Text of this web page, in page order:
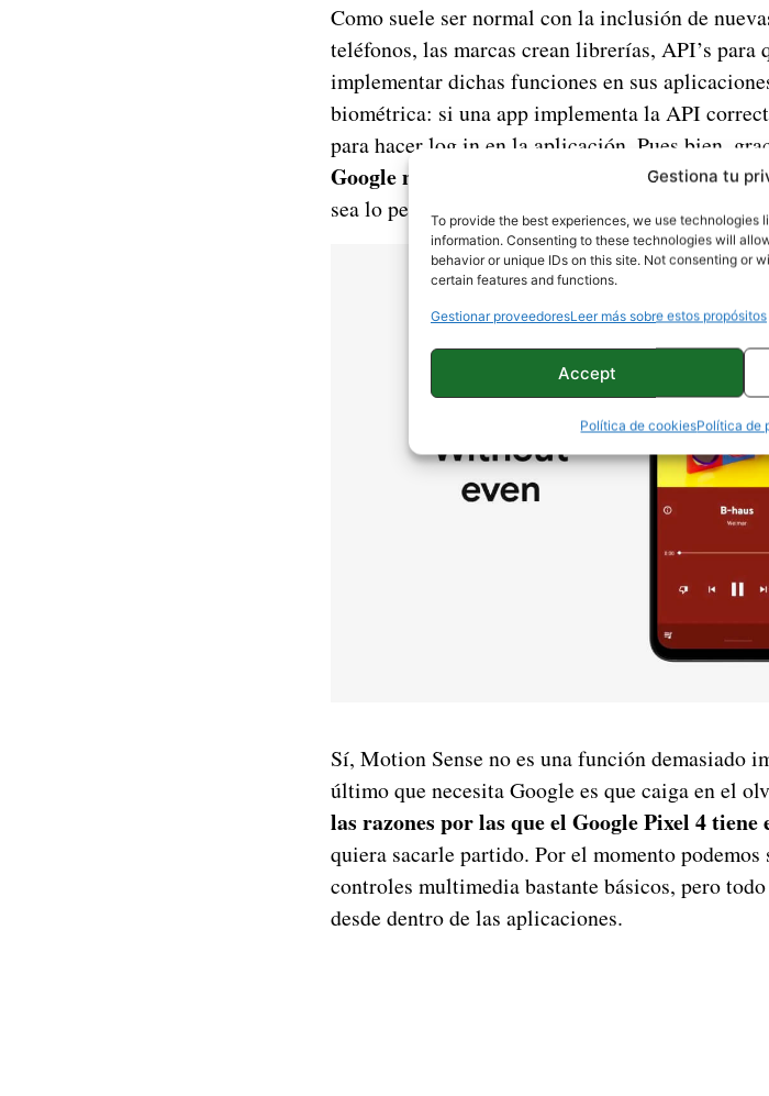
Gestiona tu
To provide the best experiences, we use
information. Consenting to these technologies will
behavior or unique IDs on this site. Not consenting or
certain features and functions.
Gestionar proveedoresLeer más sobre estos propósitos
Accept
Política de cookiesPolítica de
Como suele ser normal con la inclusión de
teléfonos, las marcas crean librerías, API’s para
implementar dichas funciones en sus
biométrica: si una app implementa la API
para hacer log in en la aplicación. Pues bien,
Google no compartirá esa API de Motion
sea lo peor que pueden hacer.
Sí, Motion Sense no es una función demasiado
último que necesita Google es que caiga en el
las razones por las que el Google Pixel 4 tiene
quiera sacarle partido. Por el momento
controles multimedia bastante básicos, pero
desde dentro de las aplicaciones.